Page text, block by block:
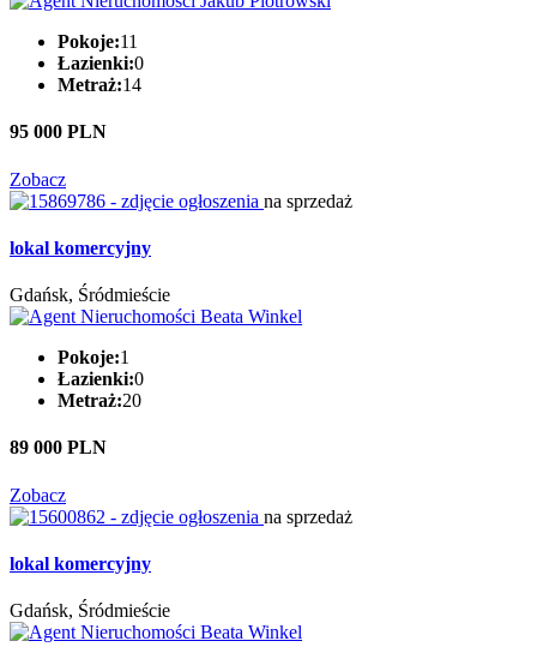
Pokoje:11
Łazienki:0
Metraż:14
95 000 PLN
Zobacz
na sprzedaż
lokal komercyjny
Gdańsk, Śródmieście
Pokoje:1
Łazienki:0
Metraż:20
89 000 PLN
Zobacz
na sprzedaż
lokal komercyjny
Gdańsk, Śródmieście